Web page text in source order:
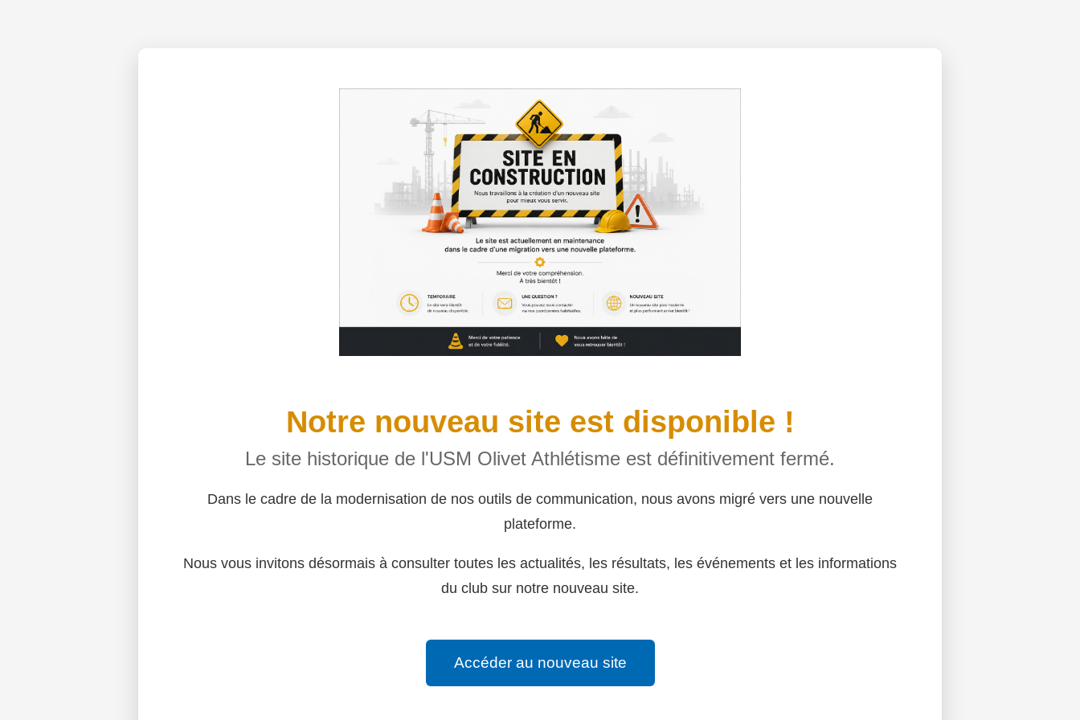
Notre nouveau site est disponible !
Le site historique de l'USM Olivet Athlétisme est définitivement fermé.
Dans le cadre de la modernisation de nos outils de communication, nous avons migré vers une nouvelle
plateforme.
Nous vous invitons désormais à consulter toutes les actualités, les résultats, les événements et les informations
du club sur notre nouveau site.
Accéder au nouveau site